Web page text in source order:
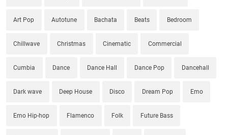
Art Pop Autotune Bachata Beats Bedroom
Chillwave Christmas Cinematic Commercial
Cumbia Dance Dance Hall Dance Pop Dancehall
Dark wave Deep House Disco Dream Pop Emo
Emo Hip-hop Flamenco Folk Future Bass